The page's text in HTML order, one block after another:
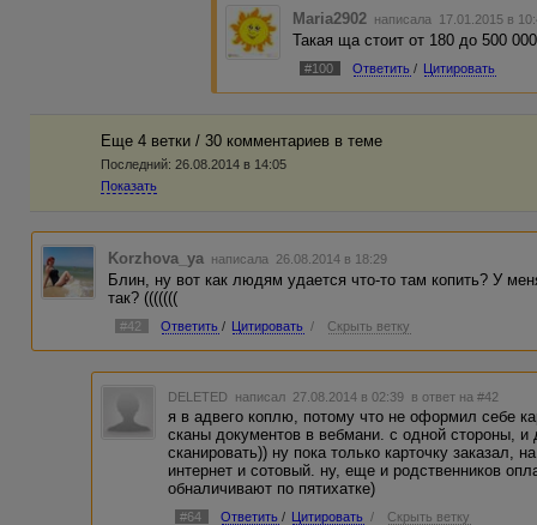
Maria2902 написала 17.01.2015 в
Такая ща стоит от 180 до 500
#100 Ответить / Цитировать
Еще 4 ветки / 30 комментариев в темe
Последний: 26.08.2014 в 14:05
Показать
Korzhova_ya написала 26.08.2014 в 18:29
Блин, ну вот как людям удается что-то там копить? У
так? (((((((
#42 Ответить / Цитировать / Скрыть ветку
DELETED написал 27.08.2014 в 02:39 в ответ на #42
я в адвего коплю, потому что не оформил себе
сканы документов в вебмани. с одной стороны,
сканировать)) ну пока только карточку заказал,
интернет и сотовый. ну, еще и родственников
обналичивают по пятихатке)
#64 Ответить / Цитировать / Скрыть ветку